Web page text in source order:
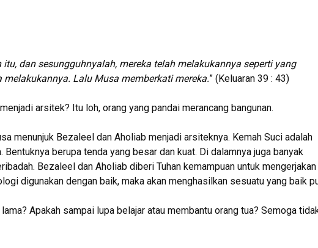
dan sesungguhnyalah, mereka telah melakukannya seperti yang
Lalu Musa memberkati mereka.” (Keluaran 39 : 43)
arsitek? Itu loh, orang yang pandai merancang bangunan.
menunjuk Bezaleel dan Aholiab menjadi arsiteknya. Kemah Suci adalah
berupa tenda yang besar dan kuat. Di dalamnya juga banyak
Bezaleel dan Aholiab diberi Tuhan kemampuan untuk mengerjakan
digunakan dengan baik, maka akan menghasilkan sesuatu yang baik
Apakah sampai lupa belajar atau membantu orang tua? Semoga